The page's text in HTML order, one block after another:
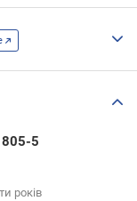
5
років